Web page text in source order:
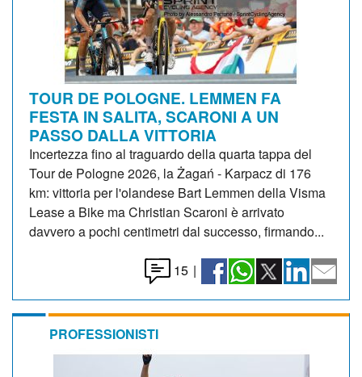
TOUR DE POLOGNE. LEMMEN FA
FESTA IN SALITA, SCARONI A UN
PASSO DALLA VITTORIA
Incertezza fino al traguardo della quarta tappa del
Tour de Pologne 2026, la Żagań - Karpacz di 176
km: vittoria per l'olandese Bart Lemmen della Visma
Lease a Bike ma Christian Scaroni è arrivato
davvero a pochi centimetri dal successo, firmando...
15 |
PROFESSIONISTI